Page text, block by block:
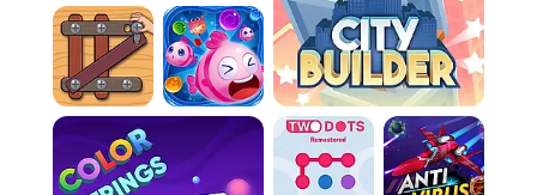
minutieusement votre expansion pour
acquérir de nouvelles terres, varier vos
cultures et transformer votre petite ferme en
un vaste domaine.
Gestion Autorisée:Recrutez des responsables
qualifiés pour superviser les tâches
quotidiennes, garantissant la prospérité et la